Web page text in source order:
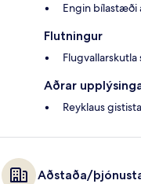
Engin bílastæði
Flutningur
Aðrar
Reyklaus
Aðstaða/